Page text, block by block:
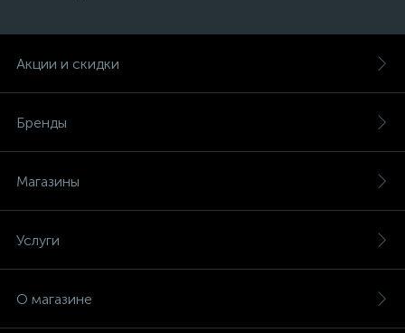
Акции и скидки
Бренды
Магазины
Услуги
О магазине